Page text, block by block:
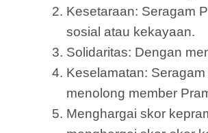
Kesetaraan: Seragam
sosial atau kekayaan.
Solidaritas: Dengan
Keselamatan:
menolong member
Menghargai skor